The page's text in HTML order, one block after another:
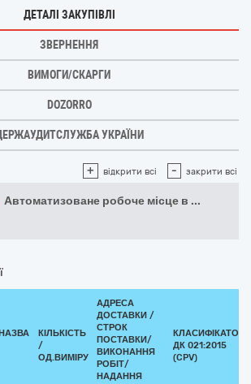
ДЕТАЛІ ЗАКУПІВЛІ
ЗВЕРНЕННЯ
ВИМОГИ/СКАРГИ
DOZORRO
УКРАЇНИ
+ відкрити всі - закрити всі
Автоматизоване робоче місце в ...
КІЛЬКІСТЬ
/
ОД.ВИМІРУ
АДРЕСА
ДОСТАВКИ /
СТРОК
ПОСТАВКИ/
ВИКОНАННЯ
РОБІТ/
НАДАННЯ
КЛАСИФІКАТОР
ДК 021:2015
(CPV)